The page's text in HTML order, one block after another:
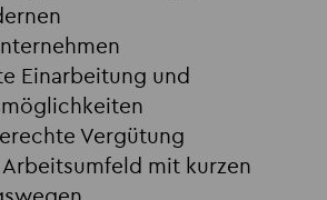
Einarbeitung und
Vergütung
mit kurzen